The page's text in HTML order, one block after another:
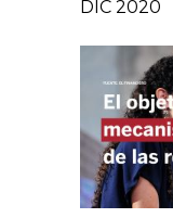
DIC 2020